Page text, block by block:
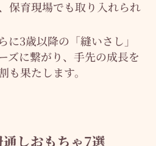
保育現場でも取り入れられ
に3歳以降の「縫いさし」
ズに繋がり、手先の成長を
も果たします。
しおもちゃ7選